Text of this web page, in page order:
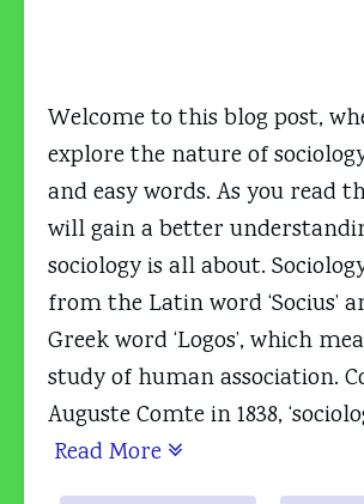
Welcome to this blog post,
explore the nature of
and easy words. As you read
will gain a better
sociology is all about.
from the Latin word ‘Socius’
Greek word ‘Logos’, which
study of human association.
Auguste Comte in 1838,
Read More